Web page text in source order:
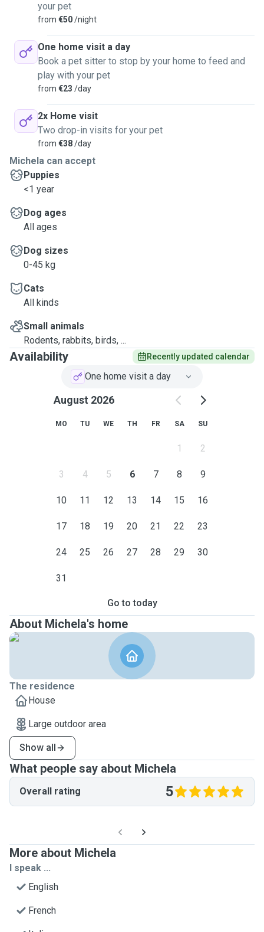
your pet
from €50/night
One home visit a day
Book a pet sitter to stop by your home to feed and
play with your pet
from €23 /day
2x Home visit
Two drop-in visits for your pet
from €38/day
Michela can accept
Puppies
<1 year
Dog ages
All ages
Dog sizes
0-45 kg
Cats
All kinds
Small animals
Rodents, rabbits, birds, ...
Availability Recently updated calendar
One home visit a day
August 2026
MO TU WE TH FR SA SU
1 2
3 4 5 6 7 8 9
10 11 12 13 14 15 16
17 18 19 20 21 22 23
24 25 26 27 28 29 30
31
Go to today
About Michela's home
The residence
House
Large outdoor area
Show all
What people say about Michela
Overall rating 5
More about Michela
I speak ...
English
French